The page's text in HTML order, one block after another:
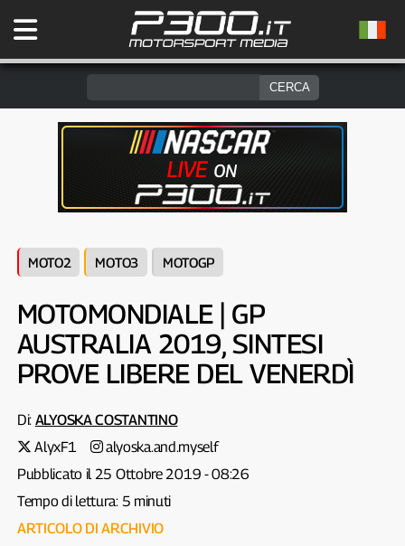
MOTO2 MOTO3 MOTOGP
MOTOMONDIALE | GP
AUSTRALIA 2019, SINTESI
PROVE LIBERE DEL VENERDÌ
Di: ALYOSKA COSTANTINO
AlyxF1
alyoska.and.myself
Pubblicato il 25 Ottobre 2019 - 08:26
Tempo di lettura: 5 minuti
ARTICOLO DI ARCHIVIO